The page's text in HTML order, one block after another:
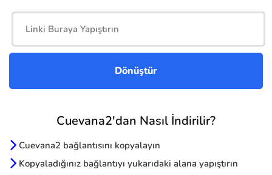
Cuevana2'dan Nasıl İndirilir?
Cuevana2 bağlantısını kopyalayın
Kopyaladığınız bağlantıyı yukarıdaki alana yapıştırın